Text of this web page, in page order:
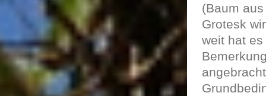
(Baum
Grotesk
weit hat